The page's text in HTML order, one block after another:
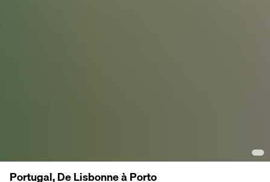
Portugal, De Lisbonne à Porto